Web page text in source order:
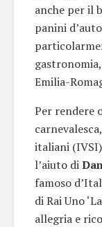
anche per il
panini
Emilia-
Per rendere
italiani (IVSI)
l’aiuto di
famoso
di Rai Uno
allegria e